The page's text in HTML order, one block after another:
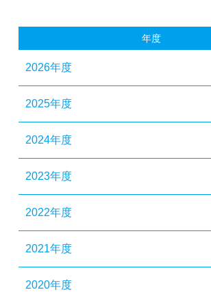
年度
2026年度
2025年度
2024年度
2023年度
2022年度
2021年度
2020年度